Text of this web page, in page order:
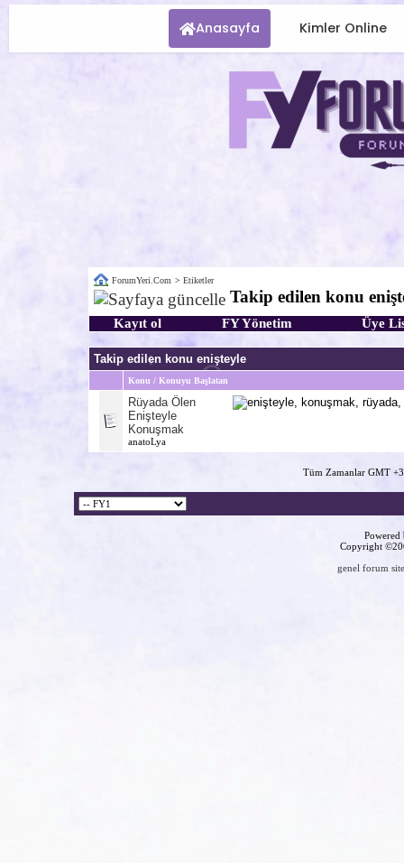
Anasayfa Kimler Online
ForumYeri.Com > Etiketler
Takip edilen konu
Kayıt ol FY Yönetim Üye
Takip edilen konu enişteyle
Konu / Konuyu Başlatan
Rüyada Ölen
Enişteyle
Konuşmak
anatoLya
Tüm Zamanlar GMT
Copyright
genel forum